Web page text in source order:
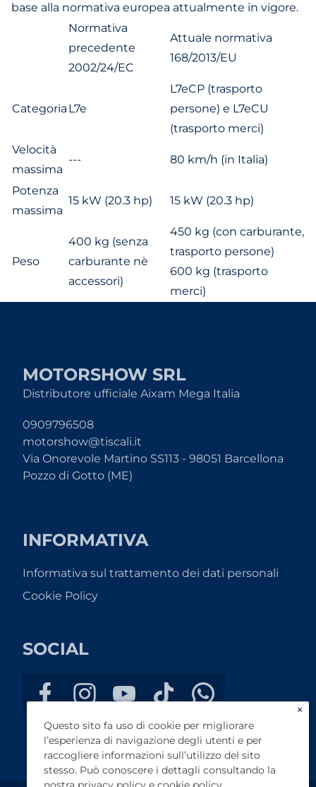
base alla normativa europea attualmente in vigore.
Normativa
precedente
2002/24/EC
Attuale normativa
168/2013/EU
Categoria L7e
L7eCP (trasporto
persone) e L7eCU
(trasporto merci)
Velocità
massima
--- 80 km/h (in Italia)
Potenza
massima
15 kW (20.3 hp) 15 kW (20.3 hp)
Peso
400 kg (senza
carburante nè
accessori)
450 kg (con carburante,
trasporto persone)
600 kg (trasporto
merci)
MOTORSHOW SRL
Distributore ufficiale Aixam Mega Italia
0909796508
motorshow@tiscali.it
Via Onorevole Martino SS113 - 98051 Barcellona
Pozzo di Gotto (ME)
INFORMATIVA
Informativa sul trattamento dei dati personali
Cookie Policy
SOCIAL
×
Questo sito fa uso di cookie per migliorare
l’esperienza di navigazione degli utenti e per
raccogliere informazioni sull’utilizzo del sito
stesso. Può conoscere i dettagli consultando la